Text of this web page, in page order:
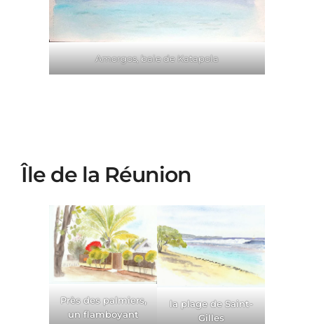
Amorgos, baie de Katapola
Île de la Réunion
Près des palmiers,
un flamboyant
la plage de Saint-
Gilles